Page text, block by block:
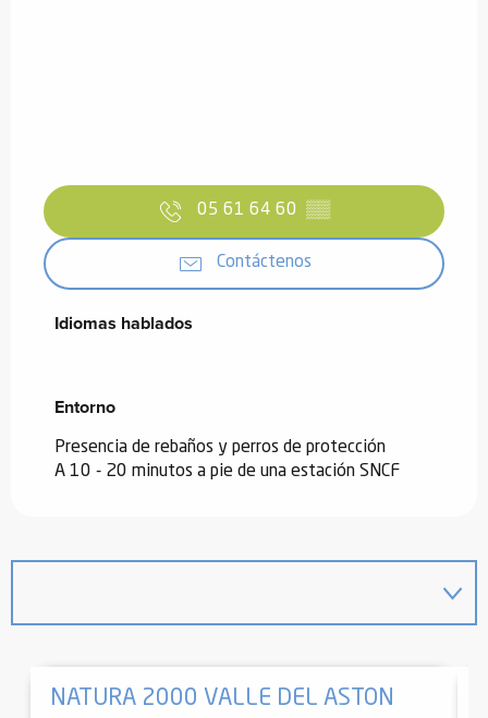
05 61 64 60 ▒▒
Contáctenos
Idiomas hablados
Idiomas hablados
Entorno
Entorno
Presencia de rebaños y perros de protección
A 10 - 20 minutos a pie de una estación SNCF
NATURA 2000 VALLE DEL ASTON